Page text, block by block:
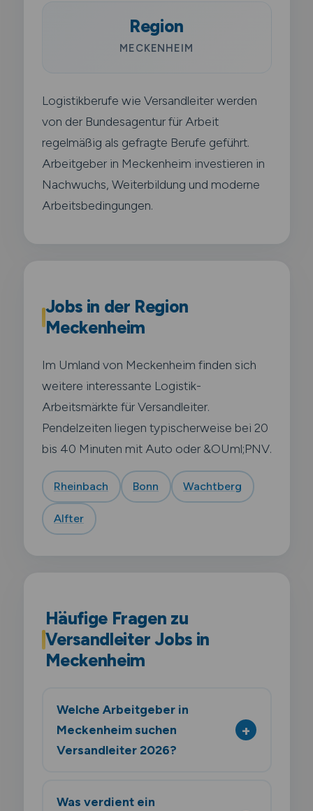
Region
MECKENHEIM
Logistikberufe wie Versandleiter werden
von der Bundesagentur für Arbeit
regelmäßig als gefragte Berufe geführt.
Arbeitgeber in Meckenheim investieren in
Nachwuchs, Weiterbildung und moderne
Arbeitsbedingungen.
Jobs in der Region
Meckenheim
Im Umland von Meckenheim finden sich
weitere interessante Logistik-
Arbeitsmärkte für Versandleiter.
Pendelzeiten liegen typischerweise bei 20
bis 40 Minuten mit Auto oder &OUml;PNV.
Rheinbach Bonn Wachtberg
Alfter
Häufige Fragen zu
Versandleiter Jobs in
Meckenheim
Welche Arbeitgeber in
Meckenheim suchen
Versandleiter 2026?
Was verdient ein